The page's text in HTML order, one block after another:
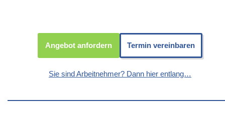
Angebot anfordern Termin vereinbaren
Sie sind Arbeitnehmer? Dann hier entlang…